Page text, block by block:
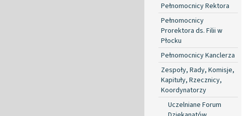
Pełnomocnicy Rektora
Pełnomocnicy
Prorektora ds. Filii w
Płocku
Pełnomocnicy Kanclerza
Zespoły, Rady, Komisje,
Kapituły, Rzecznicy,
Koordynatorzy
Uczelniane Forum